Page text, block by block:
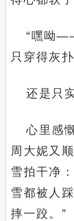
“嘿呦
只穿得灰
还是只
心里感
周大妮又
雪拍干净
雪都被人
摔一跤。”